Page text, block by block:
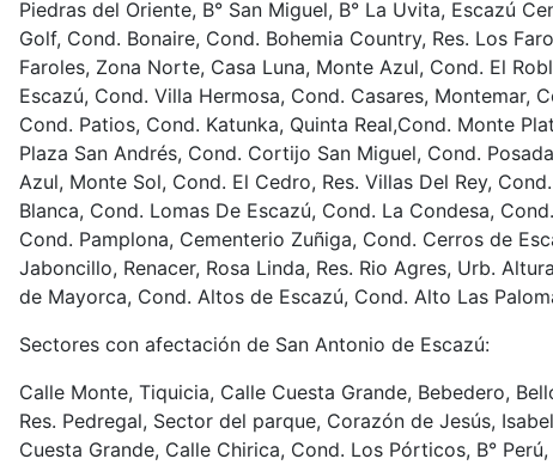
Piedras del Oriente, B° San Miguel, B° La Uvita, Escazú
Golf, Cond. Bonaire, Cond. Bohemia Country, Res. Los
Faroles, Zona Norte, Casa Luna, Monte Azul, Cond. El
Escazú, Cond. Villa Hermosa, Cond. Casares, Montemar,
Cond. Patios, Cond. Katunka, Quinta Real,Cond. Monte
Plaza San Andrés, Cond. Cortijo San Miguel, Cond.
Azul, Monte Sol, Cond. El Cedro, Res. Villas Del Rey,
Blanca, Cond. Lomas De Escazú, Cond. La Condesa,
Cond. Pamplona, Cementerio Zuñiga, Cond. Cerros de
Jaboncillo, Renacer, Rosa Linda, Res. Rio Agres, Urb.
de Mayorca, Cond. Altos de Escazú, Cond. Alto Las
Sectores con afectación de San Antonio de Escazú:
Calle Monte, Tiquicia, Calle Cuesta Grande, Bebedero,
Res. Pedregal, Sector del parque, Corazón de Jesús,
Cuesta Grande, Calle Chirica, Cond. Los Pórticos, B° Perú,